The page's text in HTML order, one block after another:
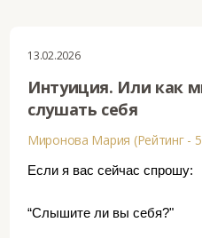
13.02.2026
Интуиция. Или как
слушать себя
Миронова Мария (Рейтинг -
Если я вас сейчас спрошу:
“Слышите ли вы себя?"